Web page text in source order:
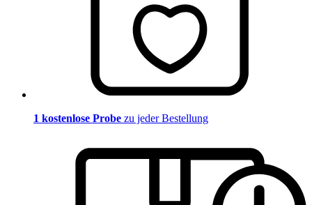
1 kostenlose Probe zu jeder Bestellung